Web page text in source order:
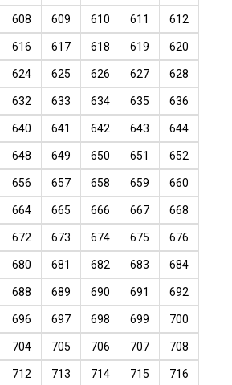
608 609 610 611 612
616 617 618 619 620
624 625 626 627 628
632 633 634 635 636
640 641 642 643 644
648 649 650 651 652
656 657 658 659 660
664 665 666 667 668
672 673 674 675 676
680 681 682 683 684
688 689 690 691 692
696 697 698 699 700
704 705 706 707 708
712 713 714 715 716